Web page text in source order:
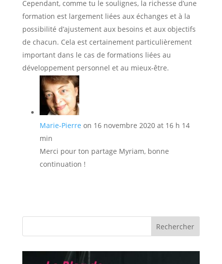
Cependant, comme tu le soulignes, la richesse d’une
formation est largement liées aux échanges et à la
possibilité d’ajustement aux besoins et aux objectifs
de chacun. Cela est certainement particulièrement
important dans le cas de formations liées au
développement personnel et au mieux-être.
Marie-Pierre on 16 novembre 2020 at 16 h 14
min
Merci pour ton partage Myriam, bonne
continuation !